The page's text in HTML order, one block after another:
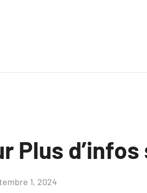
Plus
1, 2024